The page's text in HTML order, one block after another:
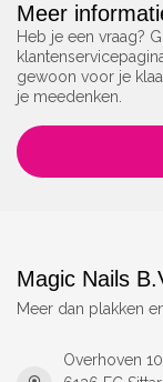
Meer
Heb je een vraag?
gewoon voor je
je meedenken.
Magic Nails
Meer dan plakken
Overhoven